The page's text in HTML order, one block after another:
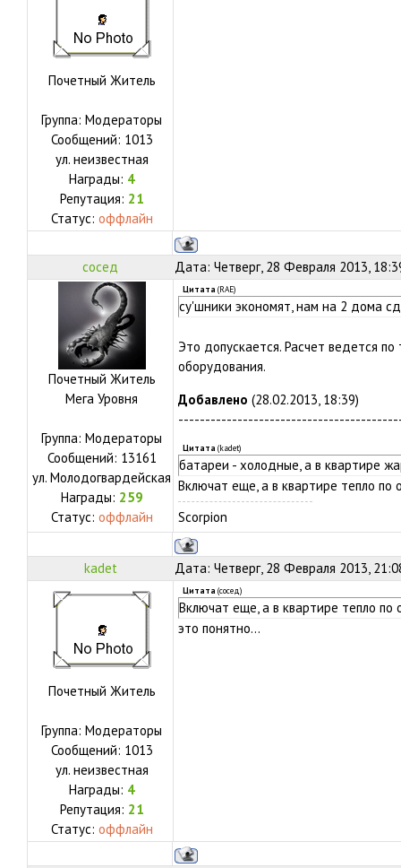
Почетный Житель
Группа: Модераторы
Сообщений: 1013
ул. неизвестная
Награды: 4
Репутация: 21
Статус: оффлайн
сосед Дата: Четверг, 28 Февраля 2013,
Почетный Житель
Мега Уровня
Группа: Модераторы
Сообщений: 13161
ул. Молодогвардейская
Награды: 259
Статус: оффлайн
Цитата (RAE)
су'шники экономят, нам на 2 дома
Это допускается. Расчет ведется
оборудования.
Добавлено (28.02.2013, 18:39)
Цитата (kadet)
батареи - холодные, а в квартире
Включат еще, а в квартире тепло по
Scorpion
kadet Дата: Четверг, 28 Февраля 2013,
Почетный Житель
Группа: Модераторы
Сообщений: 1013
ул. неизвестная
Награды: 4
Репутация: 21
Статус: оффлайн
Цитата (сосед)
Включат еще, а в квартире тепло по
это понятно...